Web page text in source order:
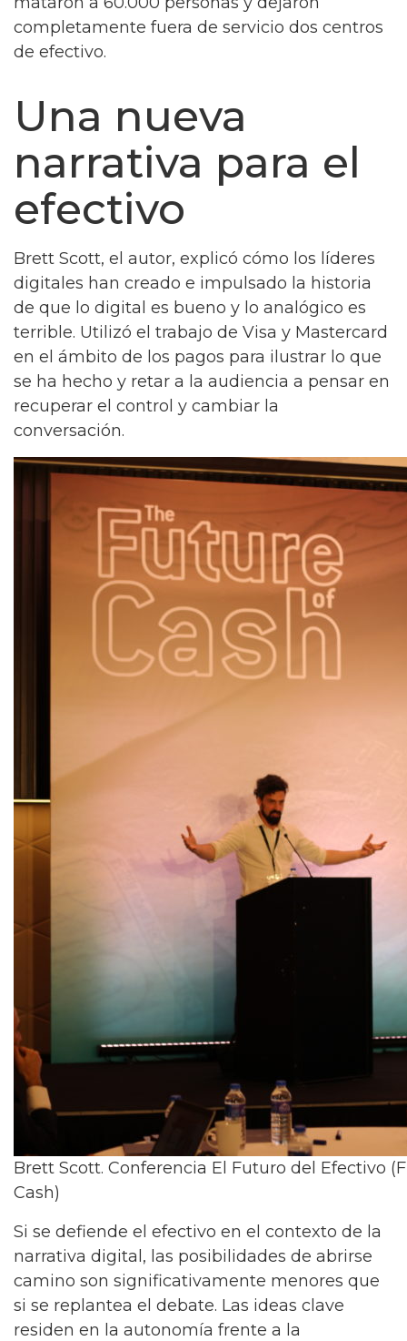
completamente fuera de servicio dos centros
de efectivo.
Una nueva
narrativa para el
efectivo
Brett Scott, el autor, explicó cómo los líderes
digitales han creado e impulsado la historia
de que lo digital es bueno y lo analógico es
terrible. Utilizó el trabajo de Visa y Mastercard
en el ámbito de los pagos para ilustrar lo que
se ha hecho y retar a la audiencia a pensar en
recuperar el control y cambiar la
conversación.
Brett Scott. Conferencia El Futuro del Efectivo
Cash)
Si se defiende el efectivo en el contexto de la
narrativa digital, las posibilidades de abrirse
camino son significativamente menores que
si se replantea el debate. Las ideas clave
residen en la autonomía frente a la